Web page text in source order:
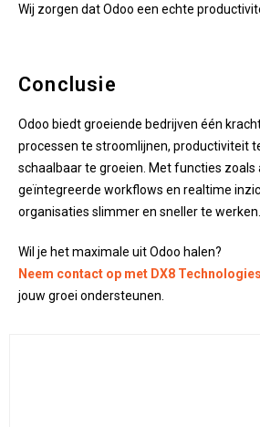
Wij zorgen dat Odoo een echte
Conclusie
Odoo biedt groeiende bedrijven één
processen te stroomlijnen, productiviteit
schaalbaar te groeien. Met functies zoals
geïntegreerde workflows en realtime
organisaties slimmer en sneller te werken.
Wil je het maximale uit Odoo halen?
Neem contact op met DX8 Technologies
jouw groei ondersteunen.